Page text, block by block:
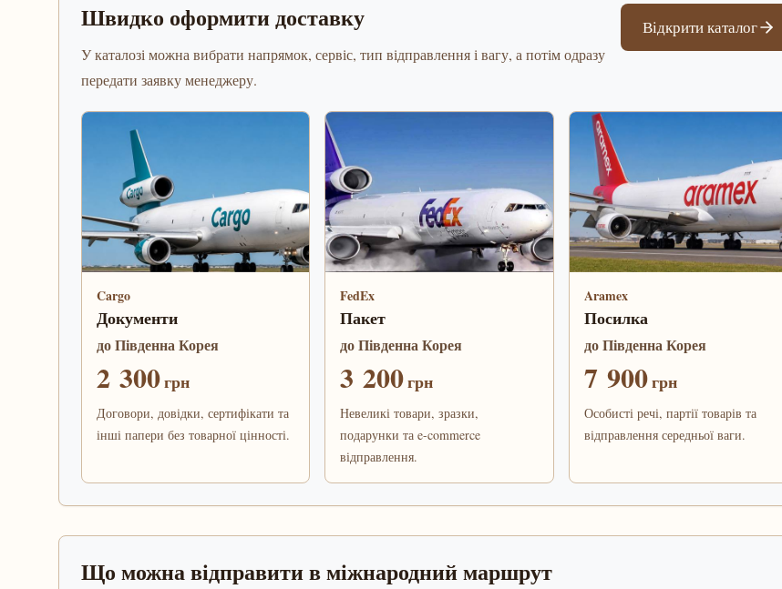
Швидко оформити доставку
У каталозі можна вибрати напрямок, сервіс, тип відправлення і вагу, а потім одразу
передати заявку менеджеру.
Відкрити каталог
Cargo
Документи
до Південна Корея
2 300грн
Договори, довідки, сертифікати та
інші папери без товарної цінності.
FedEx
Пакет
до Південна Корея
3 200грн
Невеликі товари, зразки,
подарунки та e-commerce
відправлення.
Aramex
Посилка
до Південна Корея
7 900грн
Особисті речі, партії товарів та
відправлення середньої ваги.
Що можна відправити в міжнародний маршрут